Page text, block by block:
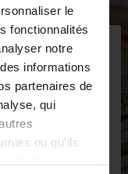
le
fonctionnalités
notre
informations
partenaires de
qui
ou qu'ils
×
Voulez-vous